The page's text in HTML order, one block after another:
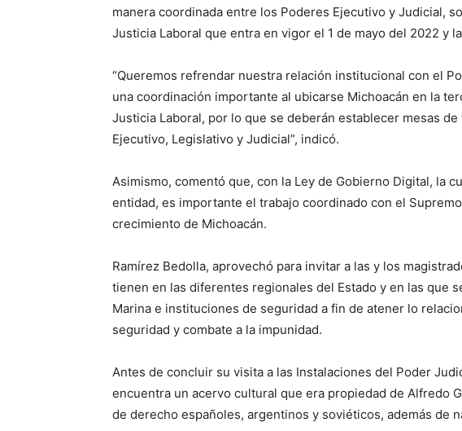
manera coordinada entre los Poderes Ejecutivo y Judicial,
Justicia Laboral que entra en vigor el 1 de mayo del 2022 y
“Queremos refrendar nuestra relación institucional con el
una coordinación importante al ubicarse Michoacán en la
Justicia Laboral, por lo que se deberán establecer mesas
Ejecutivo, Legislativo y Judicial”, indicó.
Asimismo, comentó que, con la Ley de Gobierno Digital, la
entidad, es importante el trabajo coordinado con el
crecimiento de Michoacán.
Ramírez Bedolla, aprovechó para invitar a las y los
tienen en las diferentes regionales del Estado y en las que
Marina e instituciones de seguridad a fin de atener lo
seguridad y combate a la impunidad.
Antes de concluir su visita a las Instalaciones del Poder
encuentra un acervo cultural que era propiedad de Alfredo
de derecho españoles, argentinos y soviéticos, además de